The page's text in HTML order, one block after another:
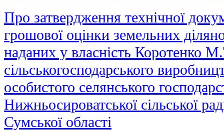
Про затвердження технічної
грошової оцінки земельних
наданих у власність Коротенко
сільськогосподарського
особистого селянського
Нижньосироватської сільської
Сумської області